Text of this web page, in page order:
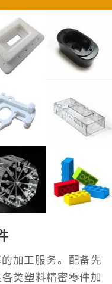
加工服务。配备先
类塑料精密零件加